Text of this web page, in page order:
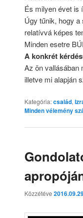
És milyen évet is
Úgy tűnik, hogy
relatívvá képes
Minden esetre
A konkrét
Az ön vallásában
illetve mi alapján
Kategória:család,
Minden vélemény
Közzétéve